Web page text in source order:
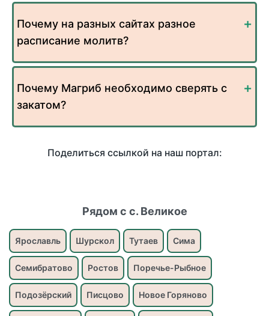
Почему на разных сайтах разное
расписание молитв?
Почему Магриб необходимо сверять с
закатом?
Поделиться ссылкой на наш портал:
Рядом с с. Великое
Ярославль Шурскол Тутаев Сима
Семибратово Ростов Поречье-Рыбное
Подозёрский Писцово Новое Горяново